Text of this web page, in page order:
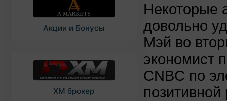
Акции и Бонусы
XM брокер
Некоторые
довольно
Мэй во
экономист
CNBC по